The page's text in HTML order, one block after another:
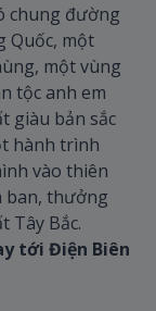
chung đường
Quốc, một
một vùng
tộc anh em
giàu bản sắc
hành trình
vào thiên
ban, thưởng
Tây Bắc.
tới Điện Biên